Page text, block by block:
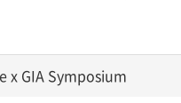
x GIA Symposium